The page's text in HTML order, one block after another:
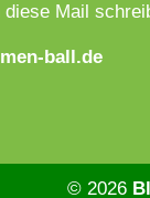
Mail
ball.de
© 2026